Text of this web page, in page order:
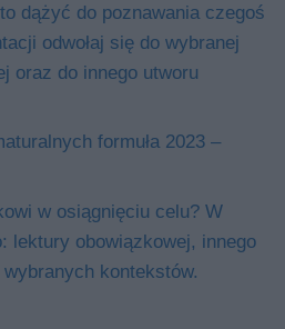
dążyć do poznawania czegoś
odwołaj się do wybranej
oraz do innego utworu
formuła 2023 –
w osiągnięciu celu? W
lektury obowiązkowej, innego
kontekstów.